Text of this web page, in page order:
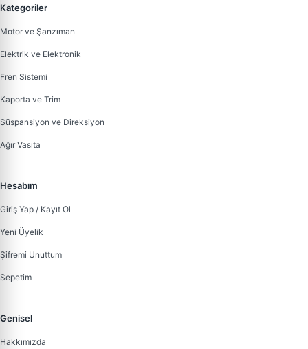
Kategoriler
Motor ve Şanzıman
Elektrik ve Elektronik
Fren Sistemi
Kaporta ve Trim
Süspansiyon ve Direksiyon
Ağır Vasıta
Hesabım
Giriş Yap / Kayıt Ol
Yeni Üyelik
Şifremi Unuttum
Sepetim
Genisel
Hakkımızda